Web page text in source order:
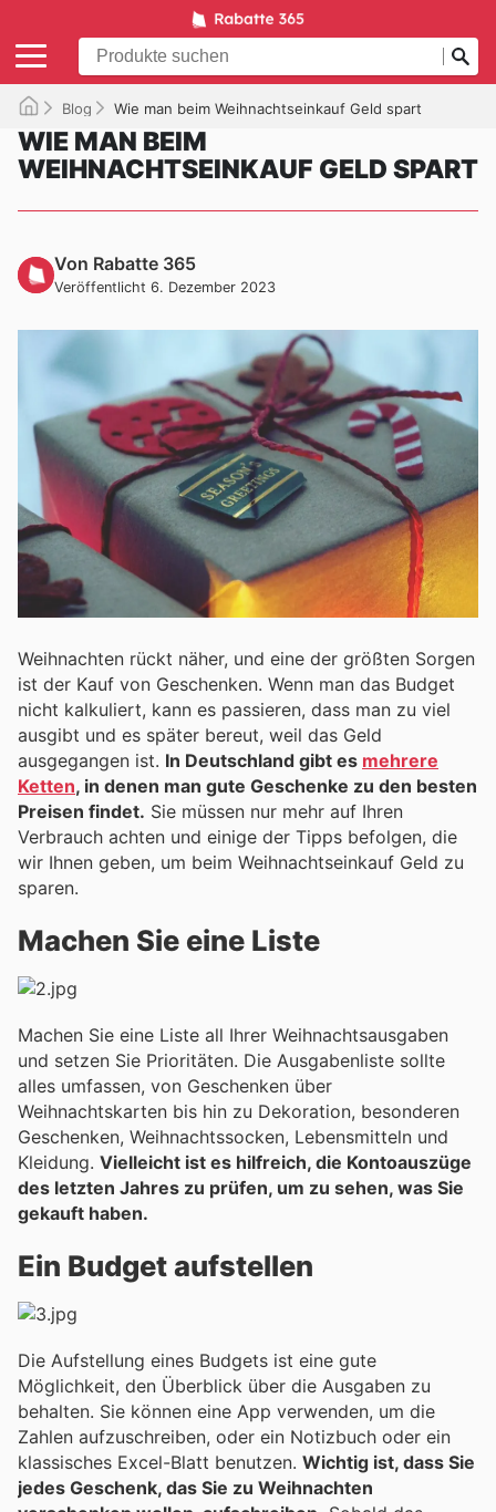
Blog Wie man beim Weihnachtseinkauf Geld spart
WIE MAN BEIM
WEIHNACHTSEINKAUF GELD SPART
Von Rabatte 365
Veröffentlicht 6. Dezember 2023
Weihnachten rückt näher, und eine der größten Sorgen
ist der Kauf von Geschenken. Wenn man das Budget
nicht kalkuliert, kann es passieren, dass man zu viel
ausgibt und es später bereut, weil das Geld
ausgegangen ist. In Deutschland gibt es mehrere
Ketten, in denen man gute Geschenke zu den besten
Preisen findet. Sie müssen nur mehr auf Ihren
Verbrauch achten und einige der Tipps befolgen, die
wir Ihnen geben, um beim Weihnachtseinkauf Geld zu
sparen.
Machen Sie eine Liste
Machen Sie eine Liste all Ihrer Weihnachtsausgaben
und setzen Sie Prioritäten. Die Ausgabenliste sollte
alles umfassen, von Geschenken über
Weihnachtskarten bis hin zu Dekoration, besonderen
Geschenken, Weihnachtssocken, Lebensmitteln und
Kleidung. Vielleicht ist es hilfreich, die Kontoauszüge
des letzten Jahres zu prüfen, um zu sehen, was Sie
gekauft haben.
Ein Budget aufstellen
Die Aufstellung eines Budgets ist eine gute
Möglichkeit, den Überblick über die Ausgaben zu
behalten. Sie können eine App verwenden, um die
Zahlen aufzuschreiben, oder ein Notizbuch oder ein
klassisches Excel-Blatt benutzen. Wichtig ist, dass Sie
jedes Geschenk, das Sie zu Weihnachten